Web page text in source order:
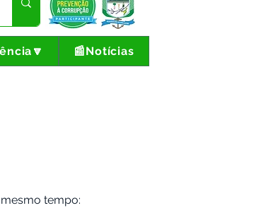
📰Notícias
tempo: